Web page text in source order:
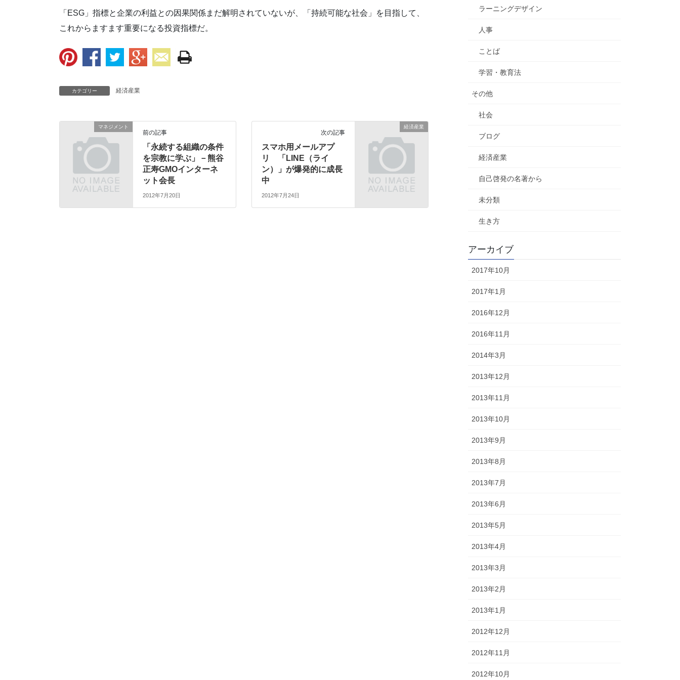
「ESG」指標と企業の利益との因果関係まだ解明されていないが、「持続可能な社会」を目指して、
これからますます重要になる投資指標だ。
カテゴリー 経済産業
マネジメント
前の記事
「永続する組織の条件
を宗教に学ぶ」－熊谷
正寿GMOインターネ
ット会長
2012年7月20日
経済産業
次の記事
スマホ用メールアプ
リ 「LINE（ライ
ン）」が爆発的に成長
中
2012年7月24日
ラーニングデザイン
人事
ことば
学習・教育法
その他
社会
ブログ
経済産業
自己啓発の名著から
未分類
生き方
アーカイブ
2017年10月
2017年1月
2016年12月
2016年11月
2014年3月
2013年12月
2013年11月
2013年10月
2013年9月
2013年8月
2013年7月
2013年6月
2013年5月
2013年4月
2013年3月
2013年2月
2013年1月
2012年12月
2012年11月
2012年10月